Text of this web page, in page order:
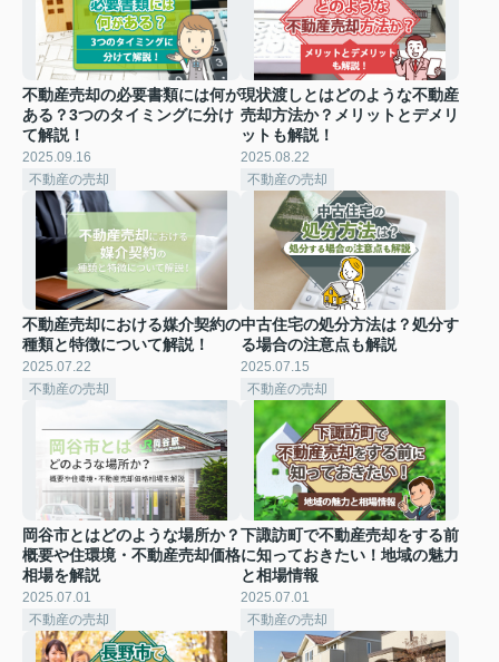
不動産売却の必要書類には何が
ある？3つのタイミングに分け
て解説！
2025.09.16
不動産の売却
現状渡しとはどのような不動産
売却方法か？メリットとデメリ
ットも解説！
2025.08.22
不動産の売却
不動産売却における媒介契約の
種類と特徴について解説！
2025.07.22
不動産の売却
中古住宅の処分方法は？処分す
る場合の注意点も解説
2025.07.15
不動産の売却
岡谷市とはどのような場所か？
概要や住環境・不動産売却価格
相場を解説
2025.07.01
不動産の売却
下諏訪町で不動産売却をする前
に知っておきたい！地域の魅力
と相場情報
2025.07.01
不動産の売却